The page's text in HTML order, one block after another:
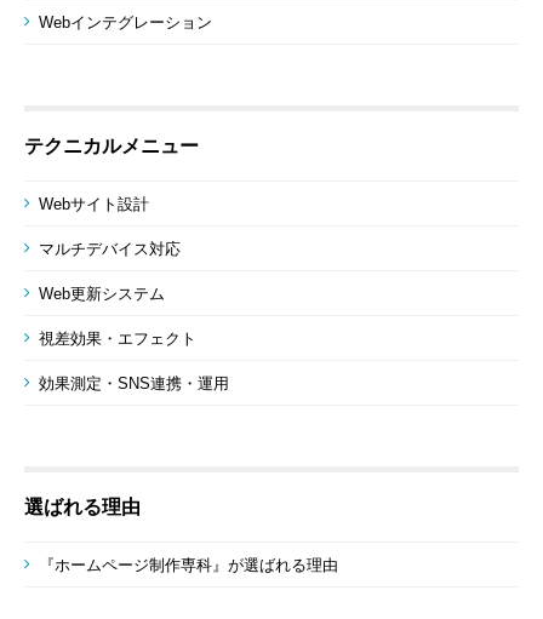
Webインテグレーション
テクニカルメニュー
Webサイト設計
マルチデバイス対応
Web更新システム
視差効果・エフェクト
効果測定・SNS連携・運用
選ばれる理由
『ホームページ制作専科』が選ばれる理由